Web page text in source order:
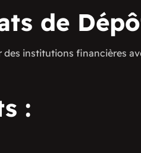
de
des institutions financières
: